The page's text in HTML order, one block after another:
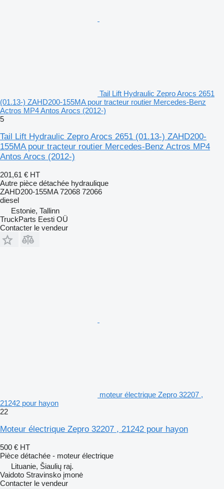
Tail Lift Hydraulic Zepro Arocs 2651
(01.13-) ZAHD200-155MA pour tracteur routier Mercedes-Benz
Actros MP4 Antos Arocs (2012-)
5
Tail Lift Hydraulic Zepro Arocs 2651 (01.13-) ZAHD200-
155MA pour tracteur routier Mercedes-Benz Actros MP4
Antos Arocs (2012-)
201,61 € HT
Autre pièce détachée hydraulique
ZAHD200-155MA 72068 72066
diesel
Estonie, Tallinn
TruckParts Eesti OÜ
Contacter le vendeur
moteur électrique Zepro 32207 ,
21242 pour hayon
22
Moteur électrique Zepro 32207 , 21242 pour hayon
500 € HT
Pièce détachée - moteur électrique
Lituanie, Šiaulių raj.
Vaidoto Stravinsko įmonė
Contacter le vendeur